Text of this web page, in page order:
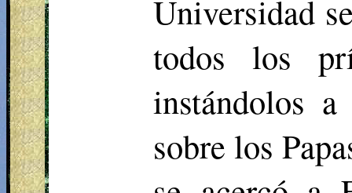
Universidad
todos los
instándolos
sobre los